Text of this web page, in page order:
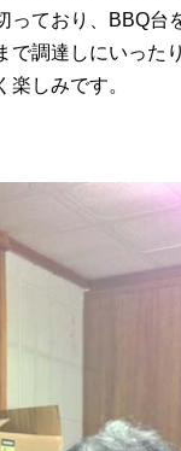
っており、BBQ台
で調達しにいった
しみです。